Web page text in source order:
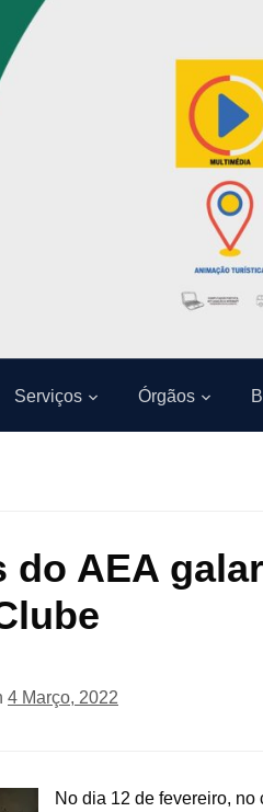
Serviços Órgãos
do AEA
4 Março, 2022
No dia 12 de fevereiro,